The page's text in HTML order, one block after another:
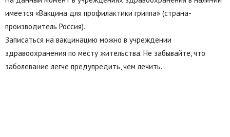
имеется «Вакцина для профилактики гриппа» (страна-
производитель Россия).
Записаться на вакцинацию можно в учреждении
здравоохранения по месту жительства. Не забывайте, что
заболевание легче предупредить, чем лечить.